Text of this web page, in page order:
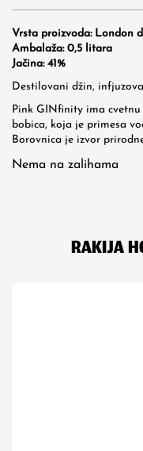
Vrsta proizvoda: London
Ambalaža: 0,5 litara
Jačina: 41%
Destilovani džin,
Pink GINfinity ima
bobica, koja je primesa
Borovnica je izvor
Nema na zalihama
RAKIJA